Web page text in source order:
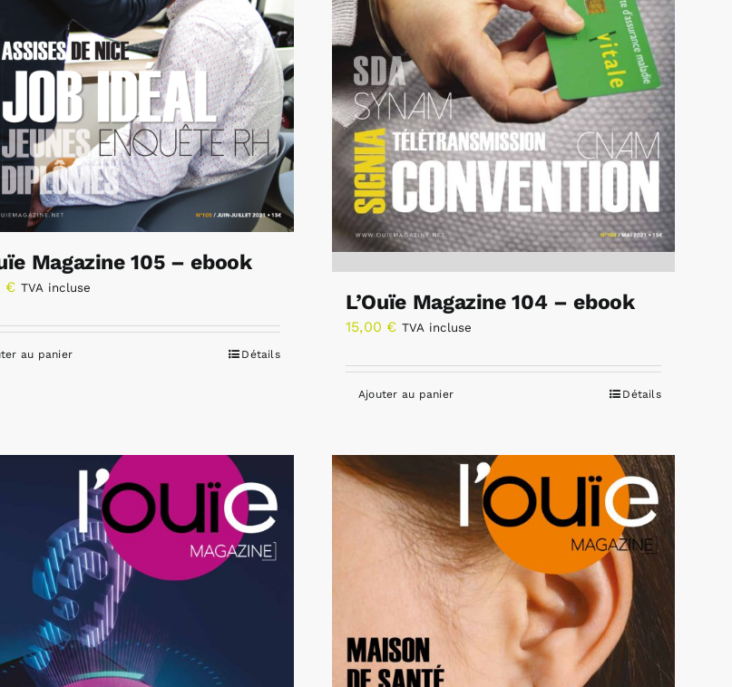
Magazine 105 – ebook
€ TVA incluse
au panier Détails
L’Ouïe Magazine 104 – ebook
15,00 € TVA incluse
Ajouter au panier Détails